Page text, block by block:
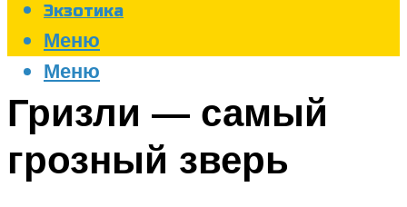
Экзотика
Меню
Меню
Гризли — самый
грозный зверь